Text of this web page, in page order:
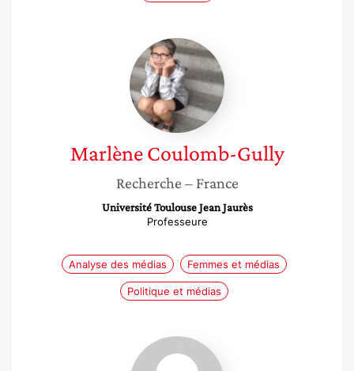
Marlène
Coulomb-
Gully
Marlène Coulomb-Gully
Recherche – France
Université Toulouse Jean Jaurès
Professeure
Analyse des médias Femmes et médias
Politique et médias
Sandrine
Lévêque